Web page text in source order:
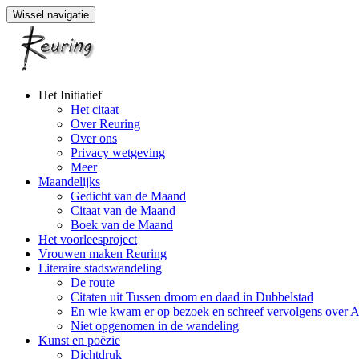
Wissel navigatie
Naar
Het Initiatief
Het citaat
Over Reuring
Over ons
Privacy wetgeving
Meer
Maandelijks
Gedicht van de Maand
Citaat van de Maand
Boek van de Maand
Het voorleesproject
Vrouwen maken Reuring
Literaire stadswandeling
De route
Citaten uit Tussen droom en daad in Dubbelstad
En wie kwam er op bezoek en schreef vervolgens over
Niet opgenomen in de wandeling
Kunst en poëzie
Dichtdruk